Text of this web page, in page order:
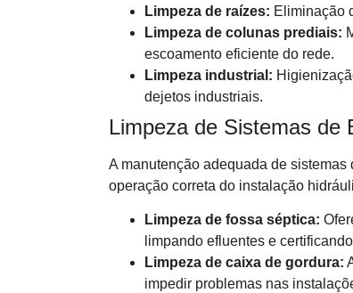
Limpeza de raízes: Eliminação
Limpeza de colunas prediais:
escoamento eficiente do rede.
Limpeza industrial:
dejetos industriais.
Limpeza de Sistemas de
A manutenção adequada de
operação correta do instalação
Limpeza de fossa séptica:
limpando efluentes e
Limpeza de caixa de gordura:
impedir problemas nas